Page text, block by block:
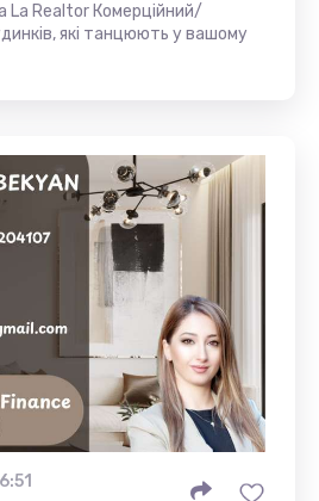
La Realtor Комерційний/
які танцюють у вашому